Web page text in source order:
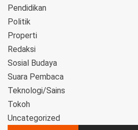
Pendidikan
Politik
Properti
Redaksi
Sosial Budaya
Suara Pembaca
Teknologi/Sains
Tokoh
Uncategorized